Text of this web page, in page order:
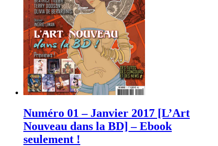
Numéro 01 – Janvier 2017 [L’Art
Nouveau dans la BD] – Ebook
seulement !